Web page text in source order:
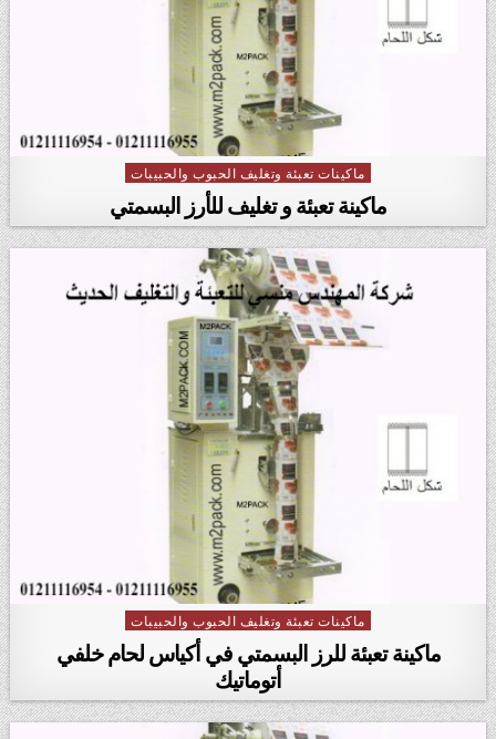
Posted in
ماكينات تعبئة وتغليف الحبوب والحبيبات
ماكينة تعبئة و تغليف للأرز البسمتي
Posted in
ماكينات تعبئة وتغليف الحبوب والحبيبات
ماكينة تعبئة للرز البسمتي في أكياس لحام خلفي
أتوماتيك